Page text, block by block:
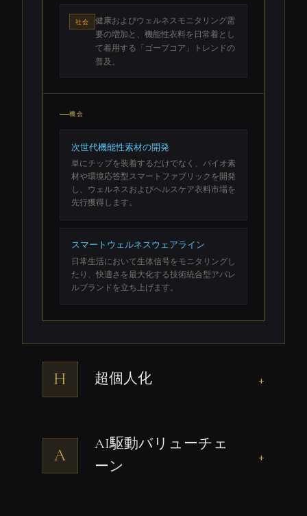
社会
健康およびウェルネスモニタリング需
要の増加と、機能性衣料を日常着とし
て着用する「ゴープコア」トレンドの
普及。
機会
次世代機能性素材の開発
単にチップを装着するだけでなく、バイオ素
材や環境応答型スマートファブリックを開発
し、ウェルネスおよびヘルスケア衣料市場を
先行獲得します。
スマートウェルネスウェアライン
日常生活において生体信号をモニタリングし
たり、快適さを最大化する技術統合型アパレ
ルブランドを立ち上げます。
H 超個人化 +
A
AI駆動バリューチェ
ーン
+